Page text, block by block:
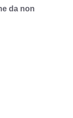
da non